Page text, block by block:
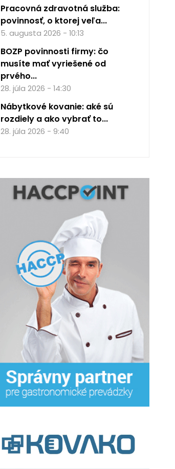
Pracovná zdravotná služba:
povinnosť, o ktorej veľa...
5. augusta 2026 - 10:13
BOZP povinnosti firmy: čo
musíte mať vyriešené od
prvého...
28. júla 2026 - 14:30
Nábytkové kovanie: aké sú
rozdiely a ako vybrať to...
28. júla 2026 - 9:40